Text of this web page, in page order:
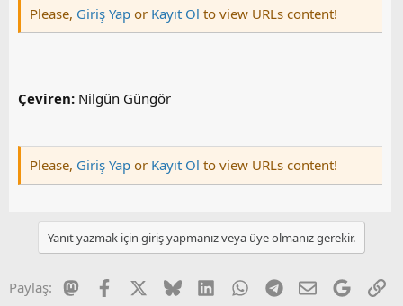
Please, Giriş Yap or Kayıt Ol to view URLs content!
Çeviren: Nilgün Güngör
Please, Giriş Yap or Kayıt Ol to view URLs content!
Yanıt yazmak için giriş yapmanız veya üye olmanız gerekir.
Paylaş: MastodonFacebook BlueskyLinkedInWhatsAppTelegram
E-postaGoogle